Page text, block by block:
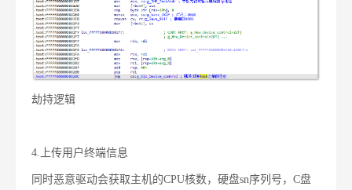
劫持逻辑
4.上传用户终端信息
同时恶意驱动会获取主机的CPU核数，硬盘sn序列号，C盘